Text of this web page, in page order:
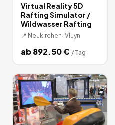
Virtual Reality 5D
Rafting Simulator /
Wildwasser Rafting
📍 Neukirchen-Vluyn
ab892.50€ / Tag